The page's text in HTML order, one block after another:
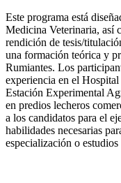
Este programa está
Medicina Veterinaria, así
rendición de tesis/
una formación teórica y
Rumiantes. Los
experiencia en el
Estación Experimental
en predios lecheros
a los candidatos para el
habilidades necesarias
especialización o estudios